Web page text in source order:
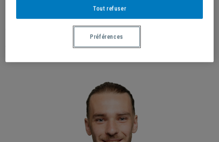
TIMOTHÉ MAKANZU-TINADIO →
#9 /ATTAQUANT
Tout refuser
Préférences